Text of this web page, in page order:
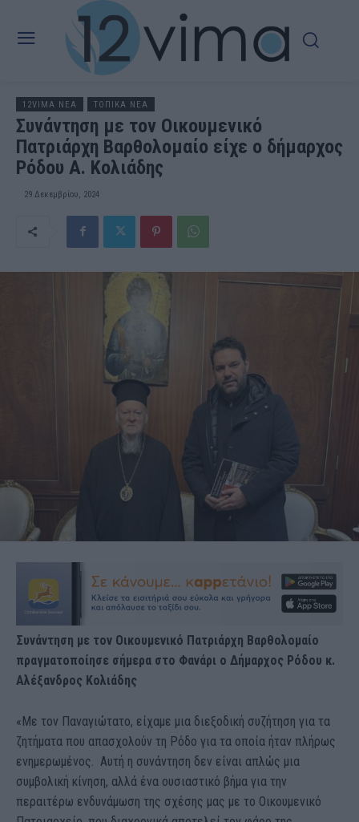
12VIMA ΝΕΑ ΤΟΠΙΚΑ ΝΕΑ
Συνάντηση με τον Οικουμενικό
Πατριάρχη Βαρθολομαίο είχε ο δήμαρχος
Ρόδου Α. Κολιάδης
29 Δεκεμβρίου, 2024
Συνάντηση με τον Οικουμενικό Πατριάρχη Βαρθολομαίο
πραγματοποίησε σήμερα στο Φανάρι ο Δήμαρχος Ρόδου κ.
Αλέξανδρος Κολιάδης
«Με τον Παναγιώτατο, είχαμε μια διεξοδική συζήτηση για τα
ζητήματα που απασχολούν τη Ρόδο για τα οποία ήταν πλήρως
ενημερωμένος. Αυτή η συνάντηση δεν είναι απλώς μια
συμβολική κίνηση, αλλά ένα ουσιαστικό βήμα για την
περαιτέρω ενδυνάμωση της σχέσης μας με το Οικουμενικό